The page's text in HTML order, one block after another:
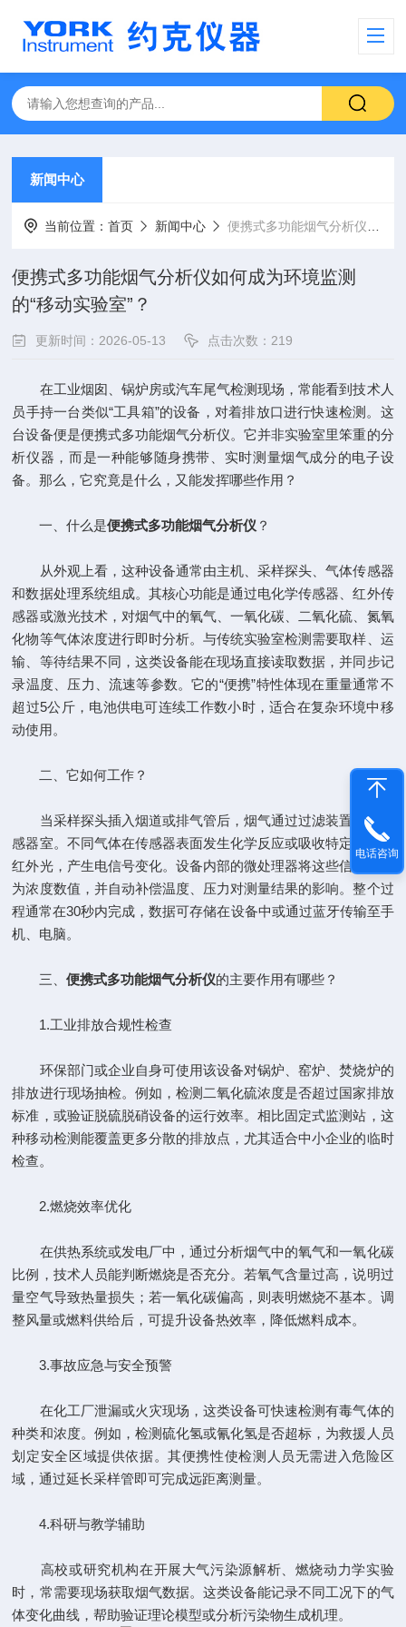
新闻中心
当前位置：首页 新闻中心 便携式多功能烟气分析仪如何成为环境监测的“移动实验室”？
便携式多功能烟气分析仪如何成为环境监测
的“移动实验室”？
更新时间：2026-05-13 点击次数：219
在工业烟囱、锅炉房或汽车尾气检测现场，常能看到技术人
员手持一台类似“工具箱”的设备，对着排放口进行快速检测。这
台设备便是便携式多功能烟气分析仪。它并非实验室里笨重的分
析仪器，而是一种能够随身携带、实时测量烟气成分的电子设
备。那么，它究竟是什么，又能发挥哪些作用？
一、什么是便携式多功能烟气分析仪 ？
从外观上看，这种设备通常由主机、采样探头、气体传感器
和数据处理系统组成。其核心功能是通过电化学传感器、红外传
感器或激光技术，对烟气中的氧气、一氧化碳、二氧化硫、氮氧
化物等气体浓度进行即时分析。与传统实验室检测需要取样、运
输、等待结果不同，这类设备能在现场直接读取数据，并同步记
录温度、压力、流速等参数。它的“便携”特性体现在重量通常不
超过5公斤，电池供电可连续工作数小时，适合在复杂环境中移
动使用。
二、它如何工作？
当采样探头插入烟道或排气管后，烟气通过过滤装置进入传
感器室。不同气体在传感器表面发生化学反应或吸收特定波长的
红外光，产生电信号变化。设备内部的微处理器将这些信号转换
为浓度数值，并自动补偿温度、压力对测量结果的影响。整个过
程通常在30秒内完成，数据可存储在设备中或通过蓝牙传输至手
机、电脑。
三、便携式多功能烟气分析仪的主要作用有哪些？
1.工业排放合规性检查
环保部门或企业自身可使用该设备对锅炉、窑炉、焚烧炉的
排放进行现场抽检。例如，检测二氧化硫浓度是否超过国家排放
标准，或验证脱硫脱硝设备的运行效率。相比固定式监测站，这
种移动检测能覆盖更多分散的排放点，尤其适合中小企业的临时
检查。
2.燃烧效率优化
在供热系统或发电厂中，通过分析烟气中的氧气和一氧化碳
比例，技术人员能判断燃烧是否充分。若氧气含量过高，说明过
量空气导致热量损失；若一氧化碳偏高，则表明燃烧不基本。调
整风量或燃料供给后，可提升设备热效率，降低燃料成本。
3.事故应急与安全预警
在化工厂泄漏或火灾现场，这类设备可快速检测有毒气体的
种类和浓度。例如，检测硫化氢或氰化氢是否超标，为救援人员
划定安全区域提供依据。其便携性使检测人员无需进入危险区
域，通过延长采样管即可完成远距离测量。
4.科研与教学辅助
高校或研究机构在开展大气污染源解析、燃烧动力学实验
时，常需要现场获取烟气数据。这类设备能记录不同工况下的气
体变化曲线，帮助验证理论模型或分析污染物生成机理。
电话咨询